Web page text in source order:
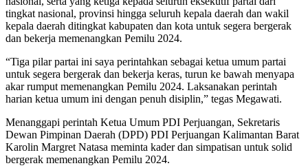
tingkat nasional, provinsi hingga seluruh kepala daerah dan wakil
kepala daerah ditingkat kabupaten dan kota untuk segera bergerak
dan bekerja memenangkan Pemilu 2024.
“Tiga pilar partai ini saya perintahkan sebagai ketua umum partai
untuk segera bergerak dan bekerja keras, turun ke bawah menyapa
akar rumput memenangkan Pemilu 2024. Laksanakan perintah
harian ketua umum ini dengan penuh disiplin,” tegas Megawati.
Menanggapi perintah Ketua Umum PDI Perjuangan, Sekretaris
Dewan Pimpinan Daerah (DPD) PDI Perjuangan Kalimantan Barat
Karolin Margret Natasa meminta kader dan simpatisan untuk solid
bergerak memenangkan Pemilu 2024.